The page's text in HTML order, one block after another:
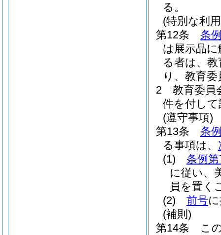
る。
(特別な利
第12条
条
は展示品
る者は、
り、教育
2
教育委員
件を付し
(遵守事項)
第13条
条
る事項は、
(1)
条例
に従い、
員を置く
(2)
前号
(補則)
第14条
こ